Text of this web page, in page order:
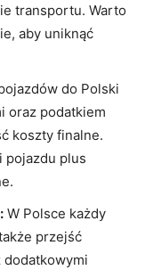
transportu. Warto
aby uniknąć
do Polski
oraz podatkiem
koszty finalne.
pojazdu plus
W Polsce każdy
przejść
dodatkowymi